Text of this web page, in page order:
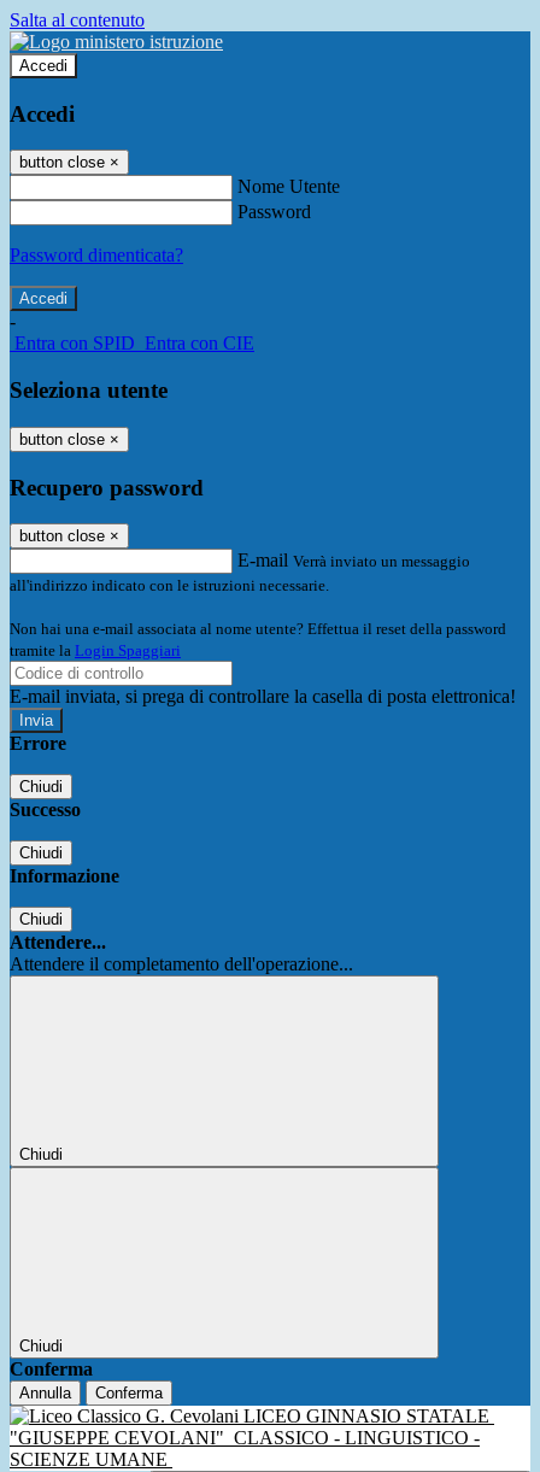
Salta al contenuto
Accedi
Accedi
button close ×
Nome Utente
Password
Password dimenticata?
-
Entra con SPID Entra con CIE
Seleziona utente
button close ×
Recupero password
button close ×
E-mail Verrà inviato un messaggio
all'indirizzo indicato con le istruzioni necessarie.
Non hai una e-mail associata al nome utente? Effettua il reset della password
tramite la Login Spaggiari
E-mail inviata, si prega di controllare la casella di posta elettronica!
Errore
Chiudi
Successo
Chiudi
Informazione
Chiudi
Attendere...
Attendere il completamento dell'operazione...
Chiudi
Chiudi
Conferma
Annulla Conferma
LICEO GINNASIO STATALE
"GIUSEPPE CEVOLANI" CLASSICO - LINGUISTICO -
SCIENZE UMANE